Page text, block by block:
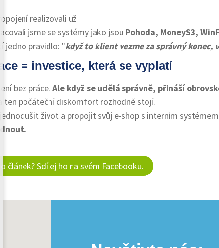
realizovali už
jsme se systémy jako jsou Pohoda, MoneyS3,
jedno pravidlo: "když to klient vezme za správný konec,
= investice, která se vyplatí
bez práce. Ale když se udělá správně, přináší
ten počáteční diskomfort rozhodně stojí.
život a propojit svůj e-shop s interním
článek? Sdílej ho na svém Facebooku.